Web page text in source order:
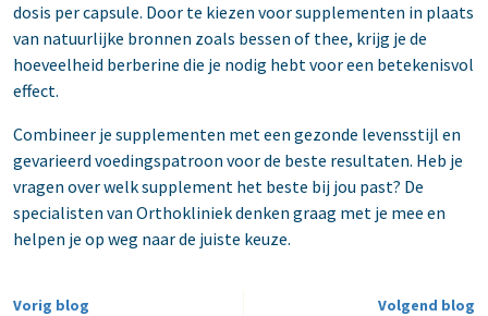
dosis per capsule. Door te kiezen voor supplementen in plaats
van natuurlijke bronnen zoals bessen of thee, krijg je de
hoeveelheid berberine die je nodig hebt voor een betekenisvol
effect.
Combineer je supplementen met een gezonde levensstijl en
gevarieerd voedingspatroon voor de beste resultaten. Heb je
vragen over welk supplement het beste bij jou past? De
specialisten van Orthokliniek denken graag met je mee en
helpen je op weg naar de juiste keuze.
Vorig blog
Volgend blog